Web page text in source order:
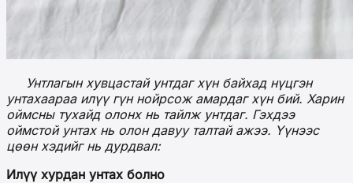
Унтлагын хувцастай унтдаг хүн байхад нүцгэн
унтахаараа илүү гүн нойрсож амардаг хүн бий. Харин
оймсны тухайд олонх нь тайлж унтдаг. Гэхдээ
оймстой унтах нь олон давуу талтай ажээ. Үүнээс
цөөн хэдийг нь дурдвал:
Илүү хурдан унтах болно